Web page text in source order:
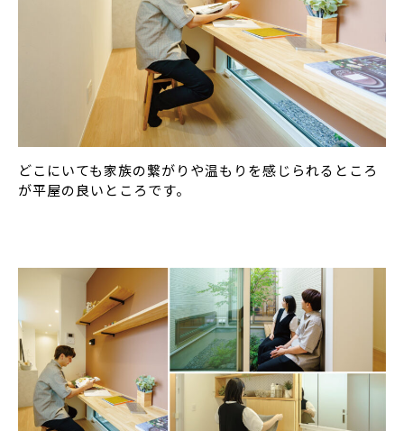
どこにいても家族の繋がりや温もりを感じられるところ
が平屋の良いところです。